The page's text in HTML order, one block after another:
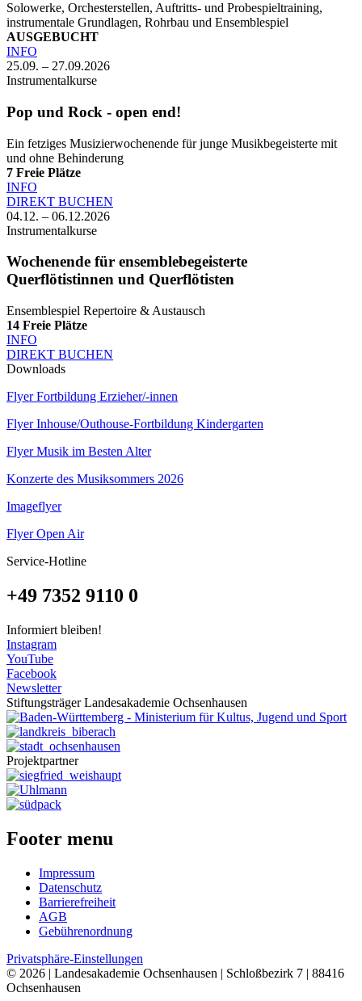
Solowerke, Orchesterstellen, Auftritts- und Probespieltraining,
instrumentale Grundlagen, Rohrbau und Ensemblespiel
AUSGEBUCHT
INFO
25.09. – 27.09.2026
Instrumentalkurse
Pop und Rock - open end!
Ein fetziges Musizierwochenende für junge Musikbegeisterte mit
und ohne Behinderung
7 Freie Plätze
INFO
DIREKT BUCHEN
04.12. – 06.12.2026
Instrumentalkurse
Wochenende für ensemblebegeisterte
Querflötistinnen und Querflötisten
Ensemblespiel Repertoire & Austausch
14 Freie Plätze
INFO
DIREKT BUCHEN
Downloads
Flyer Fortbildung Erzieher/-innen
Flyer Inhouse/Outhouse-Fortbildung Kindergarten
Flyer Musik im Besten Alter
Konzerte des Musiksommers 2026
Imageflyer
Flyer Open Air
Service-Hotline
+49 7352 9110 0
Informiert bleiben!
Instagram
YouTube
Facebook
Newsletter
Stiftungsträger Landesakademie Ochsenhausen
Projektpartner
Footer menu
Impressum
Datenschutz
Barrierefreiheit
AGB
Gebührenordnung
Privatsphäre-Einstellungen
© 2026 | Landesakademie Ochsenhausen | Schloßbezirk 7 | 88416
Ochsenhausen